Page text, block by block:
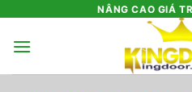
nội
NÂNG CAO GIÁ